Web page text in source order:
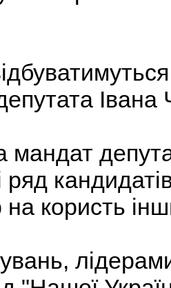
Івана
мандат
ряд
користь